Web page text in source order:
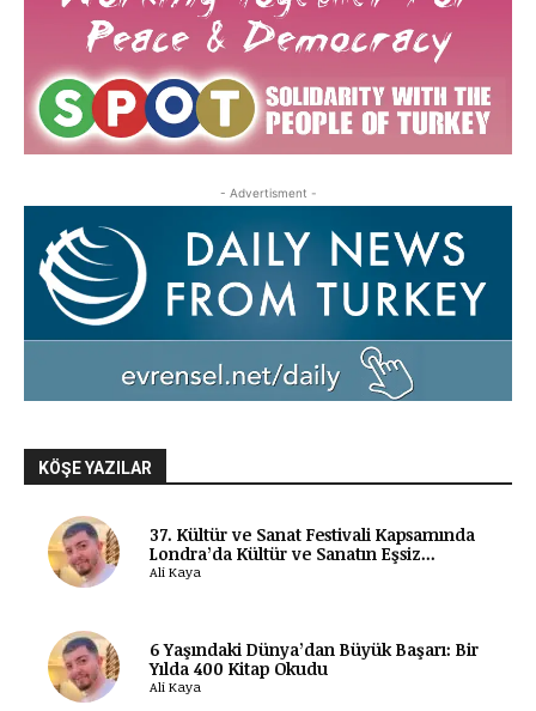
- Advertisment -
KÖŞE YAZILAR
37. Kültür ve Sanat Festivali Kapsamında
Londra’da Kültür ve Sanatın Eşsiz...
Ali Kaya
6 Yaşındaki Dünya’dan Büyük Başarı: Bir
Yılda 400 Kitap Okudu
Ali Kaya